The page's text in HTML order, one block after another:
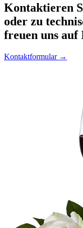
Kontaktieren
oder zu
freuen uns
Kontaktformular →